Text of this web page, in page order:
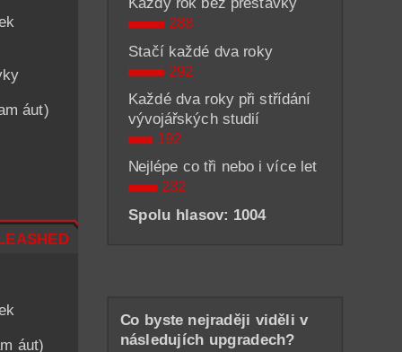
áut)
áut)
288
Stačí každé dva roky
292
Každé dva roky při střídání
vývojářských studií
192
Nejlépe co tři nebo i více let
232
Spolu hlasov: 1004
Co byste nejraději viděli v
následujích upgradech?